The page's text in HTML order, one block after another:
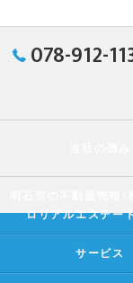
078-912-
ロリアルエステー
サービス